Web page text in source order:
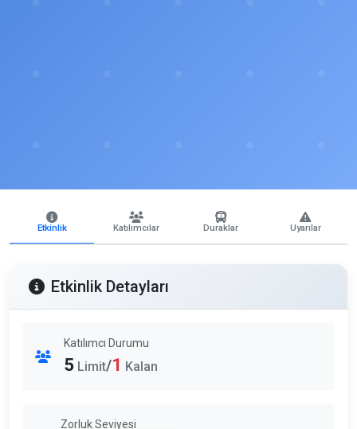
Etkinlik Katılımcılar Duraklar Uyarılar
Etkinlik Detayları
Katılımcı Durumu
5 Limit/1 Kalan
Zorluk Seviyesi